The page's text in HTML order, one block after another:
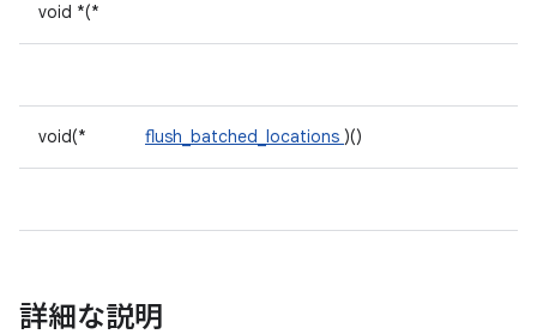
void *(*
void(* flush_batched_locations )()
詳細な説明